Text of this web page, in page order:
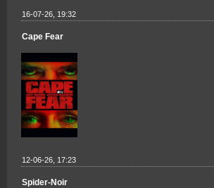
16-07-26, 19:32
Cape Fear
12-06-26, 17:23
Spider-Noir